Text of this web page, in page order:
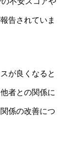
告されていま
が良くなると
者との関係に
係の改善につ